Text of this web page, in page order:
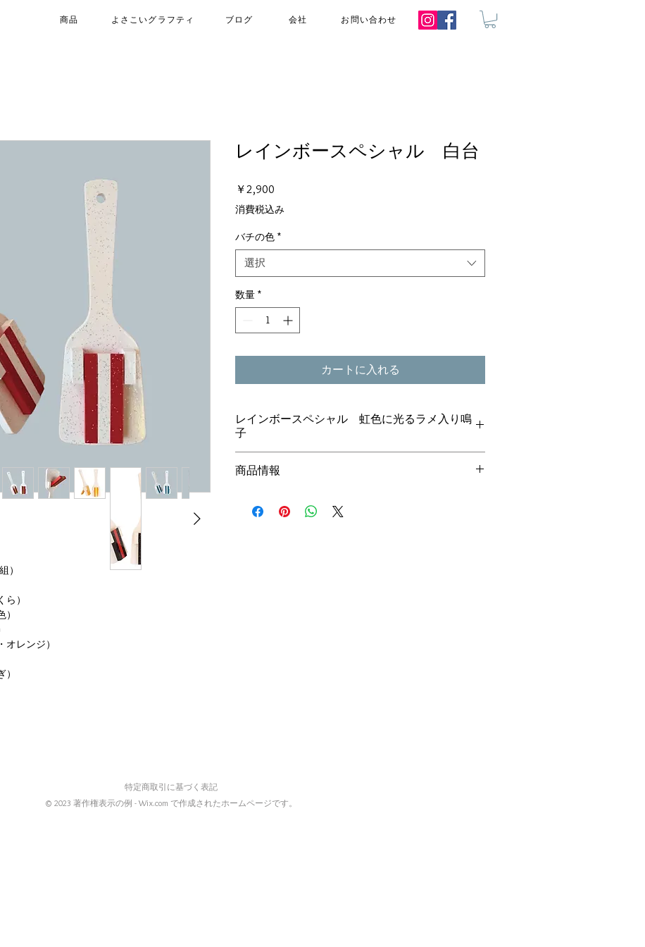
商品 よさこいグラフティ ブログ 会社 お問い合わせ
）
）
ンジ）
レインボースペシャル 白台
￥2,900
格
消費税込み
バチの色 *
選択
数量 *
カートに入れる
レインボースペシャル 虹色に光るラメ入り鳴
子
ペシャル鳴子」です。『銀河』のように夜の舞台であな
なたにぴったりのアイテムをお選び下さい。
商品情報
ラメ仕上げとなっています。
特定商取引に基づく表記
© 2023 著作権表示の例 - Wix.com で作成されたホームページです。